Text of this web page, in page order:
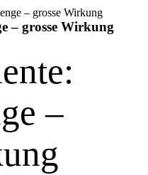
– grosse Wirkung
– grosse Wirkung
–